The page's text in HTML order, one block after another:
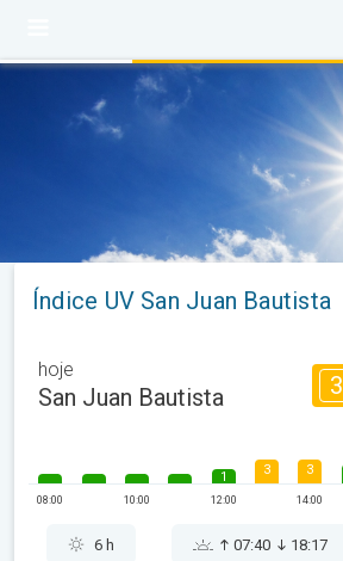
Índice UV San Juan Bautista
hoje
San Juan Bautista 3
08:00 10:00
1
12:00
3 3
14:00
6 h 07:40 18:17